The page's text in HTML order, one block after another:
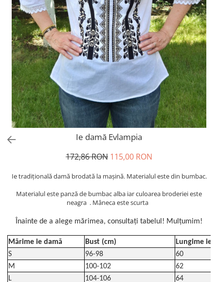
Ie damă Evlampia
172,86 RON 115,00 RON
Ie tradiţională damă brodată la maşină. Materialul este din bumbac.
Materialul este panză de bumbac alba iar culoarea broderiei este
neagra . Mâneca este scurta
Înainte de a alege mărimea, consultați tabelul! Mulțumim!
Mărime ie damă Bust (cm)
Lungime ie
S
96-98
60
M
100-102
62
L
104-106
64